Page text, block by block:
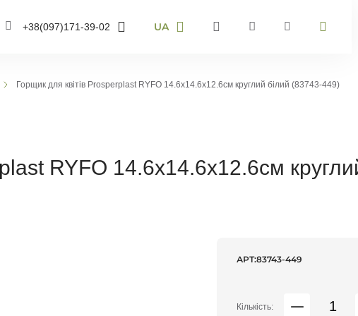
+38(097)171-39-02
UA
EN
Горщик для квітів Prosperplast RYFO 14.6х14.6х12.6см круглий білий (83743-449)
RYFO 14.6х14.6х12.6см
АРТ:83743-449
Кількість: